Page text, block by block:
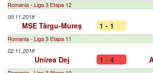
Romania - Liga 3 Etapa 12
09.11.2018
MSE Târgu-Mureş 1 - 1
Romania - Liga 3 Etapa 11
02.11.2018
Unirea Dej 1 - 4